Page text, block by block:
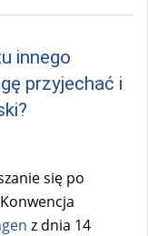
innego
przyjechać i
się po
z dnia 14